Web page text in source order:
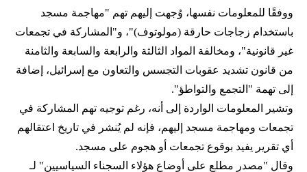
ووفقًا للمعلومات نفسها، وُجهت إليهم تهم "مهاجمة مسجد
باستخدام زجاجات حارقة (مولوتوف)"، و"المشاركة في تجمعات
غير قانونية"، ومخالفة المواد الثالثة والرابعة والسابعة والثامنة
من قانون تشديد عقوبات التجسس والتعاون مع إسرائيل، إضافة
إلى تهمة "التجمع والتواطؤ".
وتشير المعلومات الواردة إلى أنه، رغم توجيه تهم المشاركة في
تجمعات ومهاجمة مسجد إليهم، فإنه لم يُنشر في تاريخ اعتقالهم
أي تقرير يفيد بوقوع تجمعات أو هجوم على مسجد.
وقال "مصدر مطلع على أوضاع هؤلاء السجناء السياسيين" لـ